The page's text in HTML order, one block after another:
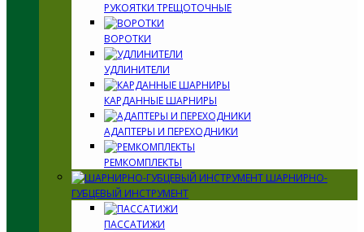
РУКОЯТКИ ТРЕЩОТОЧНЫЕ
ВОРОТКИ
УДЛИНИТЕЛИ
КАРДАННЫЕ ШАРНИРЫ
АДАПТЕРЫ И ПЕРЕХОДНИКИ
РЕМКОМПЛЕКТЫ
ШАРНИРНО-
ГУБЦЕВЫЙ ИНСТРУМЕНТ
ПАССАТИЖИ